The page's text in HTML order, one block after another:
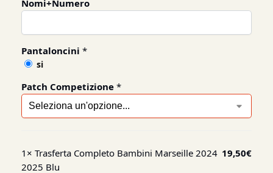
Nomi+Numero
Pantaloncini *
si
Patch Competizione *
1× Trasferta Completo Bambini Marseille 2024
2025 Blu
19,50€